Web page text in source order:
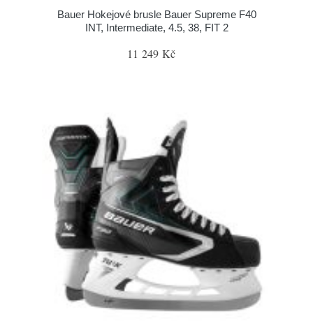
Bauer Hokejové brusle Bauer Supreme F40
INT, Intermediate, 4.5, 38, FIT 2
11 249 Kč